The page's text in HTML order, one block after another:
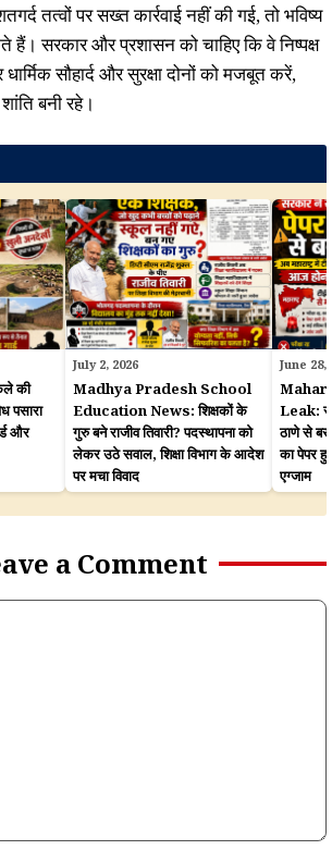
तत्वों पर सख्त कार्रवाई नहीं की गई, तो भविष्य
सरकार और प्रशासन को चाहिए कि वे निष्पक्ष
सौहार्द और सुरक्षा दोनों को मजबूत करें,
बनी रहे।
की
पसारा
और
July 2, 2026
Madhya Pradesh School
Education News: शिक्षकों के
गुरु बने राजीव तिवारी? पदस्थापना को
लेकर उठे सवाल, शिक्षा विभाग के आदेश
पर मचा विवाद
June 28,
Leak:
ठाणे से
का पेपर
एग्जाम
a Comment